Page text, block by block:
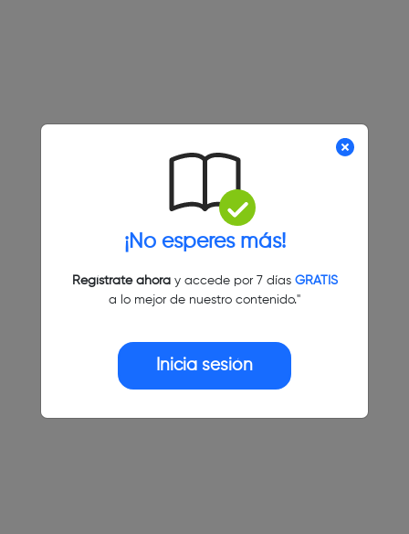
¡No esperes más!
Regístrate ahoray accede por 7 días GRATIS
a lo mejor de nuestro contenido."
Inicia sesión